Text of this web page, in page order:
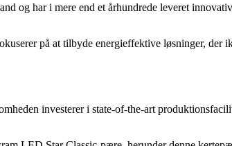
og har i mere end et århundrede leveret
på at tilbyde energieffektive løsninger, der
investerer i state-of-the-art